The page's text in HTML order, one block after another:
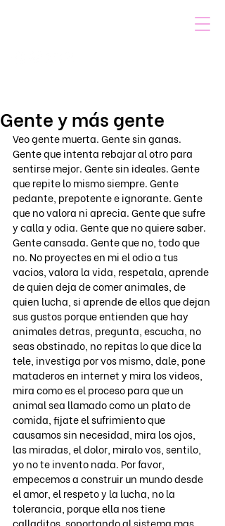
Gente y más gente
Veo gente muerta. Gente sin ganas.
Gente que intenta rebajar al otro para
sentirse mejor. Gente sin ideales. Gente
que repite lo mismo siempre. Gente
pedante, prepotente e ignorante. Gente
que no valora ni aprecia. Gente que sufre
y calla y odia. Gente que no quiere saber.
Gente cansada. Gente que no, todo que
no. No proyectes en mi el odio a tus
vacios, valora la vida, respetala, aprende
de quien deja de comer animales, de
quien lucha, si aprende de ellos que dejan
sus gustos porque entienden que hay
animales detras, pregunta, escucha, no
seas obstinado, no repitas lo que dice la
tele, investiga por vos mismo, dale, pone
mataderos en internet y mira los videos,
mira como es el proceso para que un
animal sea llamado como un plato de
comida, fijate el sufrimiento que
causamos sin necesidad, mira los ojos,
las miradas, el dolor, miralo vos, sentilo,
yo no te invento nada. Por favor,
empecemos a construir un mundo desde
el amor, el respeto y la lucha, no la
tolerancia, porque ella nos tiene
calladitos, soportando al sistema mas